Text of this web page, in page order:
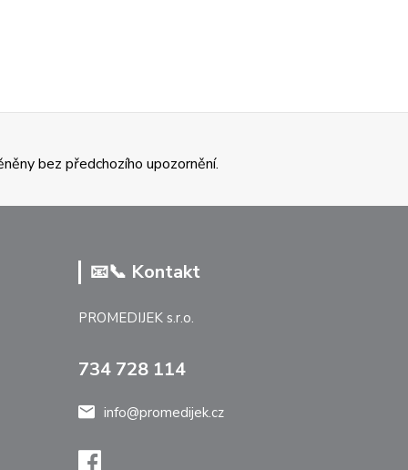
bez předchozího upozornění.
📧📞 Kontakt
PROMEDIJEK s.r.o.
734 728 114
info@promedijek.cz